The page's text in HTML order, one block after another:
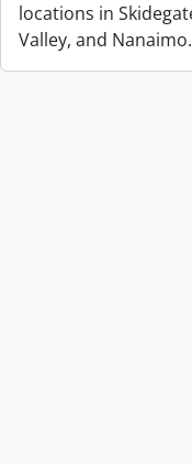
locations in
Valley, and Nanaimo.